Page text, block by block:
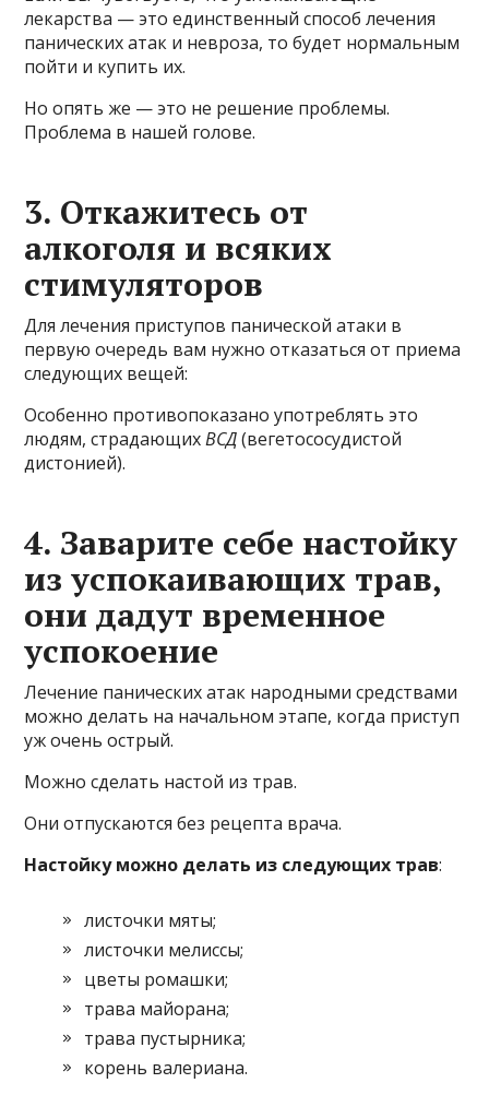
лекарства — это единственный способ лечения
панических атак и невроза, то будет нормальным
пойти и купить их.
Но опять же — это не решение проблемы.
Проблема в нашей голове.
3. Откажитесь от
алкоголя и всяких
стимуляторов
Для лечения приступов панической атаки в
первую очередь вам нужно отказаться от приема
следующих вещей:
Особенно противопоказано употреблять это
людям, страдающихВСД(вегетососудистой
дистонией).
4. Заварите себе настойку
из успокаивающих трав,
они дадут временное
успокоение
Лечение панических атак народными средствами
можно делать на начальном этапе, когда приступ
уж очень острый.
Можно сделать настой из трав.
Они отпускаются без рецепта врача.
Настойку можно делать из следующих трав:
листочки мяты;
листочки мелиссы;
цветы ромашки;
трава майорана;
трава пустырника;
корень валериана.